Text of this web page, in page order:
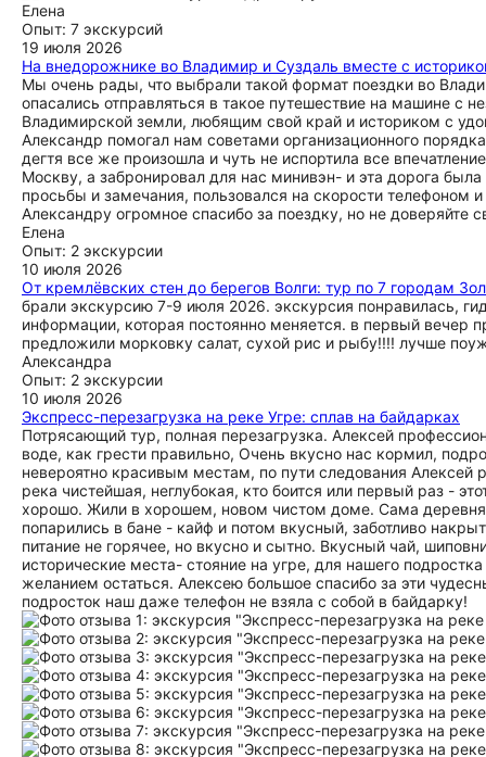
Елена
Опыт: 7 экскурсий
19 июля 2026
На внедорожнике во Владимир и Суздаль вместе с
Мы очень рады, что выбрали такой формат поездки во
опасались отправляться в такое путешествие на машине
Владимирской земли, любящим свой край и историком с
Александр помогал нам советами организационного
дегтя все же произошла и чуть не испортила все
Москву, а забронировал для нас минивэн- и эта дорога
просьбы и замечания, пользовался на скорости телефоном
Александру огромное спасибо за поездку, но не доверяйте
Елена
Опыт: 2 экскурсии
10 июля 2026
От кремлёвских стен до берегов Волги: тур по 7 городам
брали экскурсию 7-9 июля 2026. экскурсия понравилась,
информации, которая постоянно меняется. в первый вечер
предложили морковку салат, сухой рис и рыбу!!!! лучше
Александра
Опыт: 2 экскурсии
10 июля 2026
Экспресс-перезагрузка на реке Угре: сплав на байдарках
Потрясающий тур, полная перезагрузка. Алексей
воде, как грести правильно, Очень вкусно нас кормил,
невероятно красивым местам, по пути следования
река чистейшая, неглубокая, кто боится или первый раз -
хорошо. Жили в хорошем, новом чистом доме. Сама
попарились в бане - кайф и потом вкусный, заботливо
питание не горячее, но вкусно и сытно. Вкусный чай,
исторические места- стояние на угре, для нашего
желанием остаться. Алексею большое спасибо за эти
подросток наш даже телефон не взяла с собой в байдарку!